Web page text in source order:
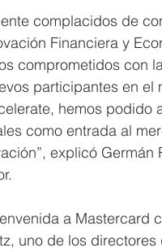
complacidos de
Financiera y
comprometidos con
participantes en el
hemos podido
como entrada al
explicó Germán
a Mastercard
uno de los